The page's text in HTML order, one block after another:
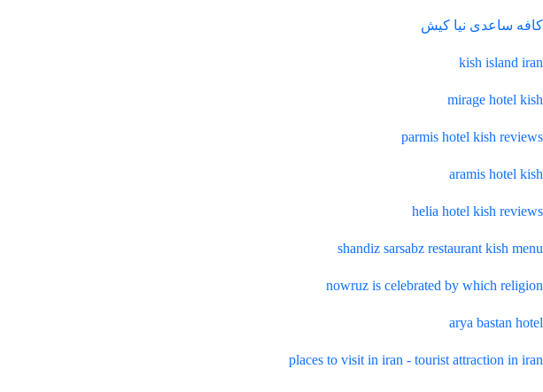
کافه ساعدی نیا کیش
kish island iran
mirage hotel kish
parmis hotel kish reviews
aramis hotel kish
helia hotel kish reviews
shandiz sarsabz restaurant kish menu
nowruz is celebrated by which religion
arya bastan hotel
places to visit in iran - tourist attraction in iran